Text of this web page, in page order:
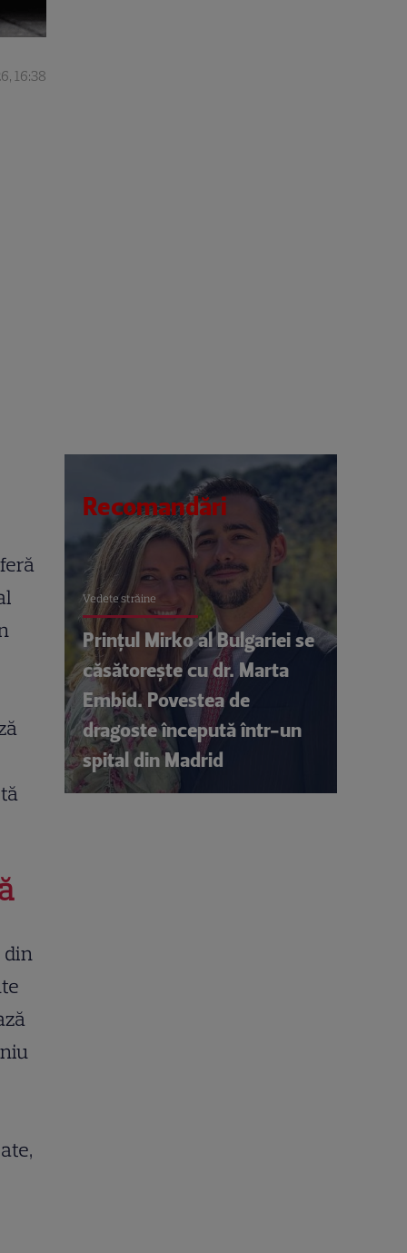
16:38
din
Recomandări
Vedete străine
Prințul Mirko al Bulgariei se
căsătorește cu dr. Marta
Embid. Povestea de
dragoste începută într-un
spital din Madrid